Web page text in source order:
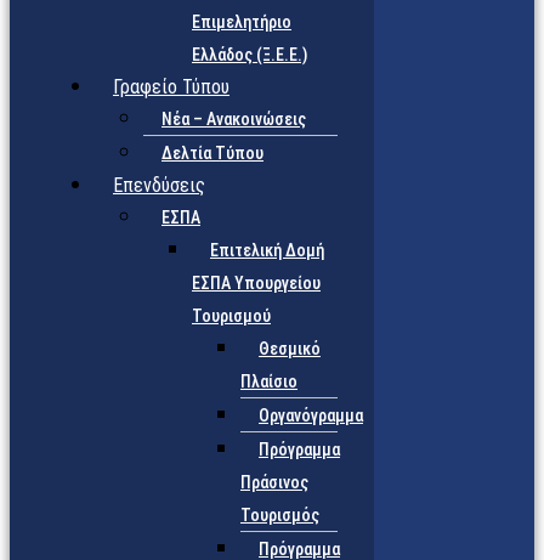
Επιμελητήριο
Ελλάδος (Ξ.Ε.Ε.)
Γραφείο Τύπου
Νέα – Ανακοινώσεις
Δελτία Τύπου
Επενδύσεις
ΕΣΠΑ
Επιτελική Δομή
ΕΣΠΑ Υπουργείου
Τουρισμού
Θεσμικό
Πλαίσιο
Οργανόγραμμα
Πρόγραμμα
Πράσινος
Τουρισμός
Πρόγραμμα